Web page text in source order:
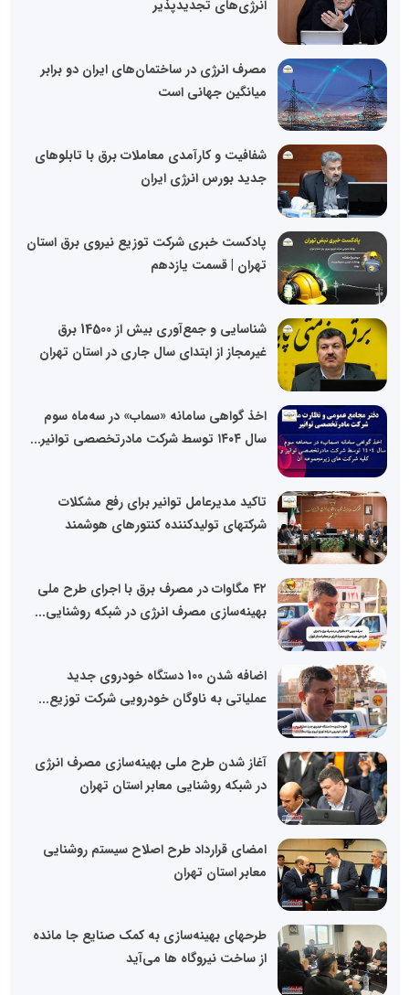
انرژی‌های تجدیدپذیر
مصرف انرژی در ساختمان‌های ایران دو برابر
میانگین جهانی است
شفافیت و کارآمدی معاملات برق با تابلوهای
جدید بورس انرژی ایران
پادکست خبری شرکت توزیع نیروی برق استان
تهران | قسمت یازدهم
شناسایی و جمع‌آوری بیش از 14500 برق
غیرمجاز از ابتدای سال جاری در استان تهران
اخذ گواهی سامانه «سماب» در سه‌ماه سوم
سال ۱۴۰۴ توسط شرکت مادرتخصصی توانیر...
تاکید مدیرعامل توانیر برای رفع مشکلات
شرکتهای تولیدکننده کنتورهای هوشمند
۴۲ مگاوات در مصرف برق با اجرای طرح ملی
بهینه‌سازی مصرف انرژی در شبکه روشنایی...
اضافه شدن 100 دستگاه خودروی جدید
عملیاتی به ناوگان خودرویی شرکت توزیع...
آغاز شدن طرح ملی بهینه‌سازی مصرف انرژی
در شبکه روشنایی معابر استان تهران
امضای قرارداد طرح اصلاح سیستم روشنایی
معابر استان تهران
طرحهای بهینه‌سازی به کمک صنایع جا مانده
از ساخت نیروگاه ها می‌آید